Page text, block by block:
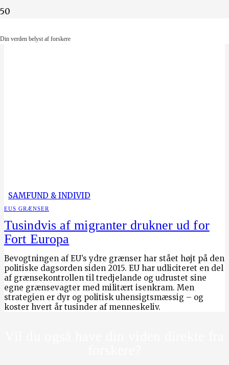
Din verden belyst af forskere
SAMFUND & INDIVID
EUS GRÆNSER
Tusindvis af migranter drukner ud for
Fort Europa
Bevogtningen af EU’s ydre grænser har stået højt på den
politiske dagsorden siden 2015. EU har udliciteret en del
af grænsekontrollen til tredjelande og udrustet sine
egne grænsevagter med militært isenkram. Men
strategien er dyr og politisk uhensigtsmæssig – og
koster hvert år tusinder af menneskeliv.